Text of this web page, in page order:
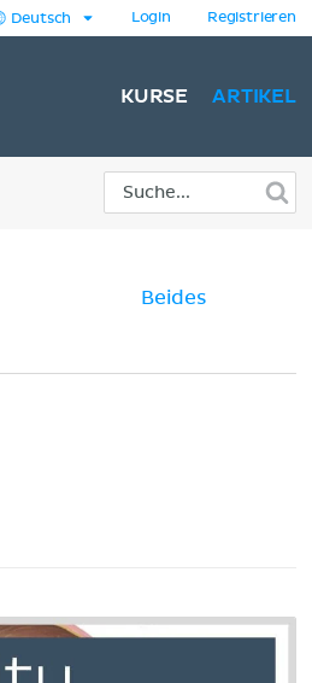
Deutsch Login Registrieren
KURSE ARTIKEL
Beides